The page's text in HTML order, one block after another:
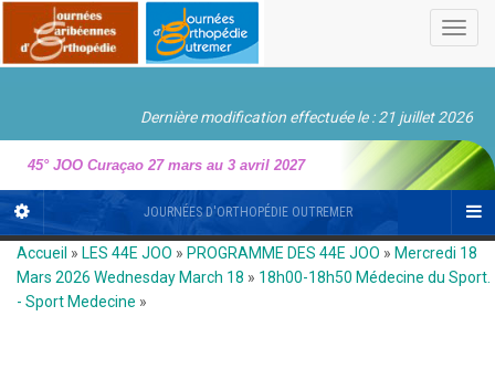
Dernière modification effectuée le : 21 juillet 2026
45° JOO Curaçao 27 mars au 3 avril 2027
JOURNÉES D'ORTHOPÉDIE OUTREMER
Accueil » LES 44E JOO » PROGRAMME DES 44E JOO » Mercredi 18
Mars 2026 Wednesday March 18 » 18h00-18h50 Médecine du Sport.
- Sport Medecine »